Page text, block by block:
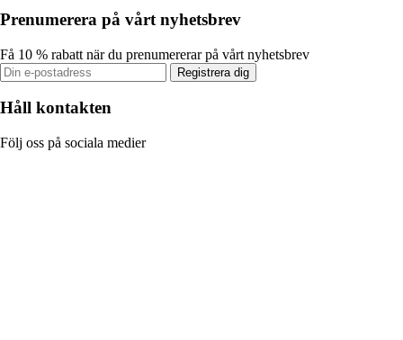
Prenumerera på vårt nyhetsbrev
Få 10 % rabatt när du prenumererar på vårt nyhetsbrev
Registrera dig
Håll kontakten
Följ oss på sociala medier